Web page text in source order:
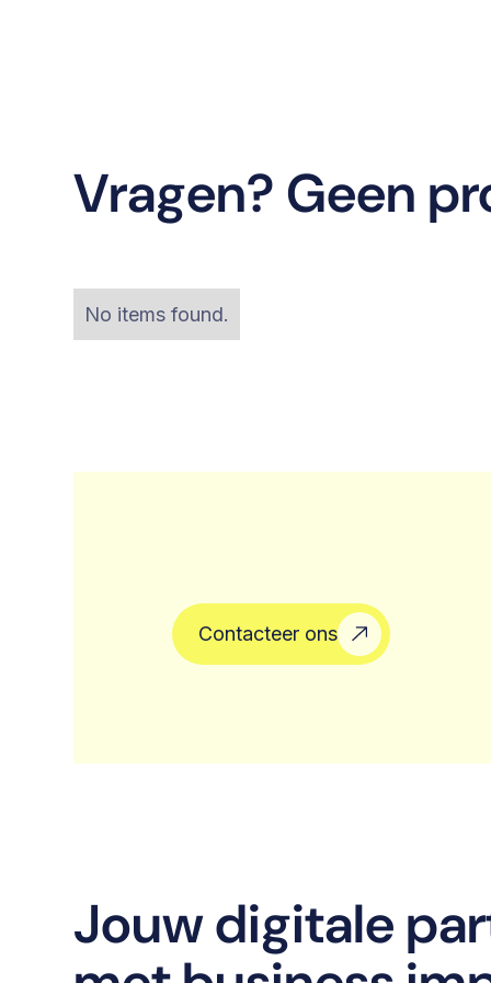
Vragen? Geen
No items found.
Contacteer ons
Jouw digitale